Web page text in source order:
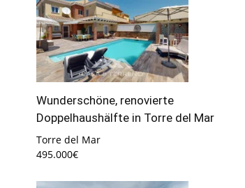
Wunderschöne, renovierte
Doppelhaushälfte in Torre del Mar
Torre del Mar
495.000€